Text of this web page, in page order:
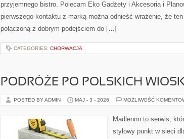
przyjemnego bistro. Polecam Eko Gadżety i Akcesoria i
pierwszego kontaktu z marką można odnieść wrażenie, że
połączoną z dobrym podejściem do […]
CATEGORIES: CHORWACJA
PODRÓŻE PO POLSKICH
POSTED BY ADMIN MAJ - 3 - 2026 MOŻLIWOŚĆ
Madlennn to serwis,
stylowy punkt w sieci